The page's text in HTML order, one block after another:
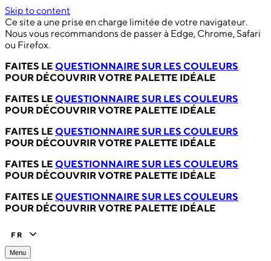
Skip to content
Ce site a une prise en charge limitée de votre navigateur.
Nous vous recommandons de passer à Edge, Chrome, Safari
ou Firefox.
FAITES LE QUESTIONNAIRE SUR LES COULEURS
POUR DÉCOUVRIR VOTRE PALETTE IDÉALE
FAITES LE QUESTIONNAIRE SUR LES COULEURS
POUR DÉCOUVRIR VOTRE PALETTE IDÉALE
FAITES LE QUESTIONNAIRE SUR LES COULEURS
POUR DÉCOUVRIR VOTRE PALETTE IDÉALE
FAITES LE QUESTIONNAIRE SUR LES COULEURS
POUR DÉCOUVRIR VOTRE PALETTE IDÉALE
FAITES LE QUESTIONNAIRE SUR LES COULEURS
POUR DÉCOUVRIR VOTRE PALETTE IDÉALE
FR
Menu